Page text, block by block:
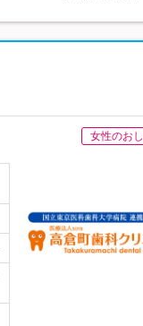
女性のお